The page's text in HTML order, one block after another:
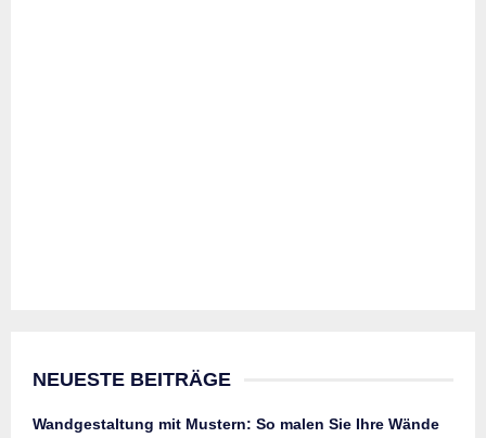
NEUESTE BEITRÄGE
Wandgestaltung mit Mustern: So malen Sie Ihre Wände